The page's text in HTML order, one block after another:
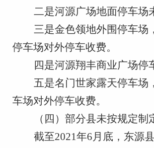
二是河源广场地面停车场
三是金色领地外围停车场
停车场对外停车收费。
四是河源翔丰商业广场停
五是名门世家露天停车场
车场对外停车收费。
（四）部分县未按规定
截至2021年6月底，东源